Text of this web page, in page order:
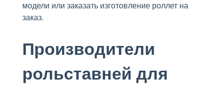
модели или заказать изготовление роллет на
заказ.
Производители
рольставней для